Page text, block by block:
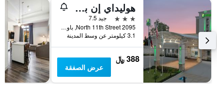
هوليداي إن بومونت إيست - ميديكال س رر أوريا باي آيتش جي
3 نجوم
جيد 7.5
2095 North 11th Street, باومونت (تكساس), TX, الولايات المتحدة الأميريكية
3.1 كيلومتر عن وسط المدينة
388 ﷼
عرض الصفقة